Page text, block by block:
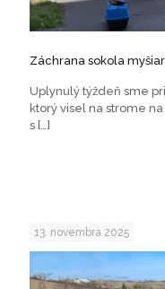
Záchrana sokola
Uplynulý týždeň sme
ktorý visel na strome
s […]
13. novembra 2025